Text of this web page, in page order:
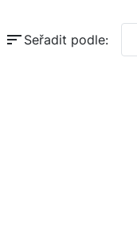
sort Seřadit podle: